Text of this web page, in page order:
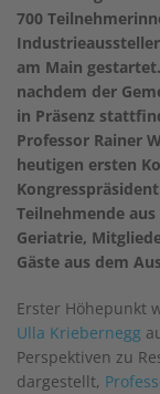
700
am Main
nachdem der
in Präsenz
Professor Rainer
heutigen ersten
Teilnehmende
Geriatrie,
Gäste aus dem
Erster Höhepunkt
Ulla Kriebernegg
Perspektiven zu
dargestellt,